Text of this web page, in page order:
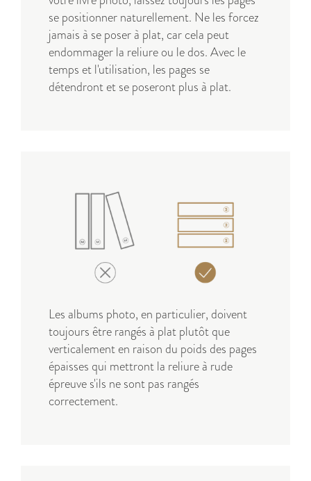
se positionner naturellement. Ne les forcez
jamais à se poser à plat, car cela peut
endommager la reliure ou le dos. Avec le
temps et l'utilisation, les pages se
détendront et se poseront plus à plat.
Les albums photo, en particulier, doivent
toujours être rangés à plat plutôt que
verticalement en raison du poids des pages
épaisses qui mettront la reliure à rude
épreuve s'ils ne sont pas rangés
correctement.